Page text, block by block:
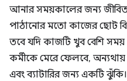
আনার সময়কালের জন্য জীবিত
পাঠানোর মতো কাজের ছোট
তবে যদি কাজটি খুব বেশি সময়
কর্মীকে মেরে ফেলবে,
এবং ব্যাটারির জন্য একটি ঝুঁকি।